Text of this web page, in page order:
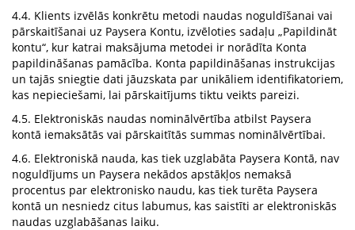
4.4. Klients izvēlās konkrētu metodi naudas noguldīšanai vai
pārskaitīšanai uz Paysera Kontu, izvēloties sadaļu „Papildināt
kontu“, kur katrai maksājuma metodei ir norādīta Konta
papildināšanas pamācība. Konta papildināšanas instrukcijas
un tajās sniegtie dati jāuzskata par unikāliem identifikatoriem,
kas nepieciešami, lai pārskaitījums tiktu veikts pareizi.
4.5. Elektroniskās naudas nominālvērtība atbilst Paysera
kontā iemaksātās vai pārskaitītās summas nominālvērtībai.
4.6. Elektroniskā nauda, kas tiek uzglabāta Paysera Kontā, nav
noguldījums un Paysera nekādos apstākļos nemaksā
procentus par elektronisko naudu, kas tiek turēta Paysera
kontā un nesniedz citus labumus, kas saistīti ar elektroniskās
naudas uzglabāšanas laiku.